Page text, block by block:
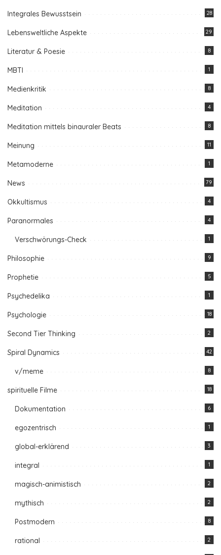
Integrales Bewusstsein 28
Lebensweltliche Aspekte 29
Literatur & Poesie 8
MBTI 1
Medienkritik 8
Meditation 4
Meditation mittels binauraler Beats 8
Meinung 11
Metamoderne 1
News 79
Okkultismus 4
Paranormales 4
Verschwörungs-Check 1
Philosophie 9
Prophetie 5
Psychedelika 1
Psychologie 18
Second Tier Thinking 2
Spiral Dynamics 42
v/meme 8
spirituelle Filme 18
Dokumentation 6
egozentrisch 1
global-erklärend 3
integral 1
magisch-animistisch 2
mythisch 2
Postmodern 8
rational 2